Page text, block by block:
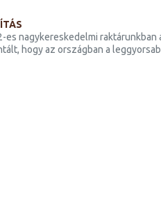
es nagykereskedelmi
hogy az országban a